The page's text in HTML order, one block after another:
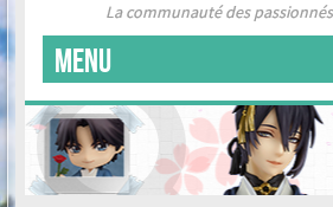
La communauté des
MENU